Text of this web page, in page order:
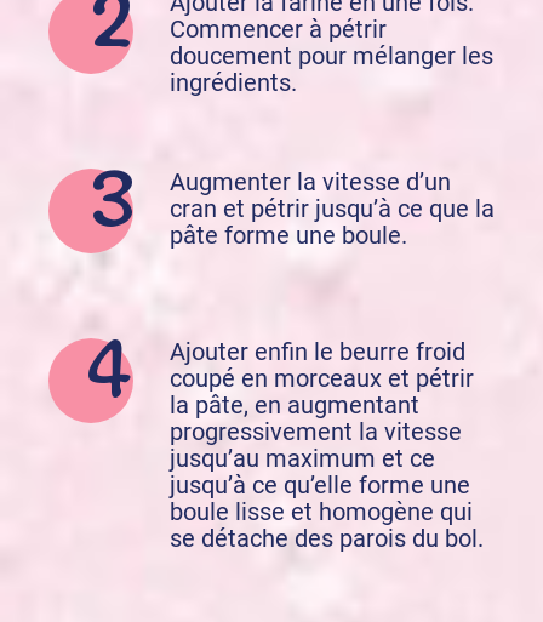
Commencer à pétrir
doucement pour mélanger les
ingrédients.
Augmenter la vitesse d’un
cran et pétrir jusqu’à ce que la
pâte forme une boule.
Ajouter enfin le beurre froid
coupé en morceaux et pétrir
la pâte, en augmentant
progressivement la vitesse
jusqu’au maximum et ce
jusqu’à ce qu’elle forme une
boule lisse et homogène qui
se détache des parois du bol.